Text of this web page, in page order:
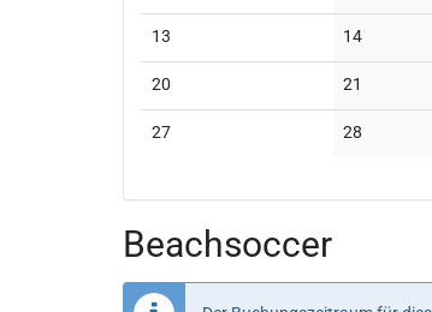
Veranstaltungen
13
Veranstaltungen
14Keine
20
Veranstaltungen
21
27Keine
28
Beachsoccer